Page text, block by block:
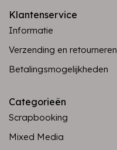
Klantenservice
Informatie
Verzending en retourneren
Betalingsmogelijkheden
Categorieën
Scrapbooking
Mixed Media